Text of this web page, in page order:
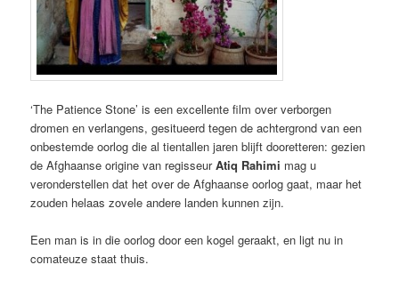
‘The Patience Stone’ is een excellente film over verborgen
dromen en verlangens, gesitueerd tegen de achtergrond van een
onbestemde oorlog die al tientallen jaren blijft dooretteren: gezien
de Afghaanse origine van regisseurAtiq Rahimi mag u
veronderstellen dat het over de Afghaanse oorlog gaat, maar het
zouden helaas zovele andere landen kunnen zijn.
Een man is in die oorlog door een kogel geraakt, en ligt nu in
comateuze staat thuis.